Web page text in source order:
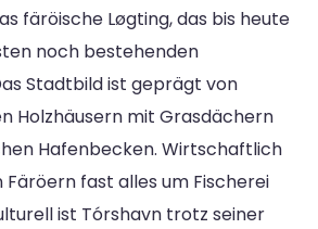
färöische Løgting, das bis heute
noch bestehenden
Stadtbild ist geprägt von
Holzhäusern mit Grasdächern
Hafenbecken. Wirtschaftlich
fast alles um Fischerei
ist Tórshavn trotz seiner